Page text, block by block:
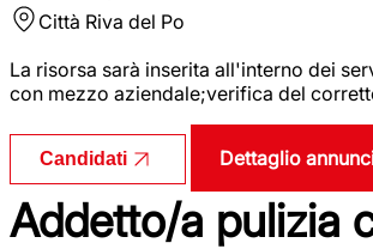
Città Riva del Po
La risorsa sarà inserita all'interno dei
con mezzo aziendale;verifica del
Candidati Dettaglio
Addetto/a pulizia